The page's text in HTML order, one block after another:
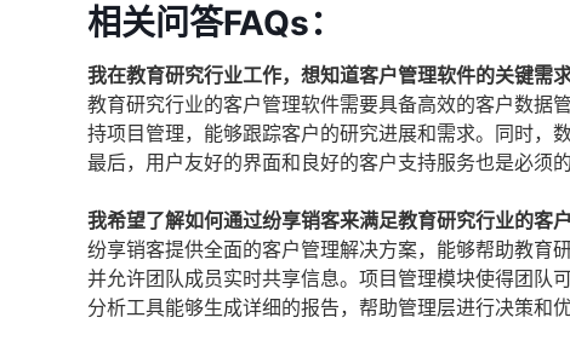
相关问答FAQs：
我在教育研究行业工作，想知道客户管理软件的关键需求
教育研究行业的客户管理软件需要具备高效的客户数据
持项目管理，能够跟踪客户的研究进展和需求。同时，
最后，用户友好的界面和良好的客户支持服务也是必须
我希望了解如何通过纷享销客来满足教育研究行业的客户
纷享销客提供全面的客户管理解决方案，能够帮助教育
并允许团队成员实时共享信息。项目管理模块使得团队
分析工具能够生成详细的报告，帮助管理层进行决策和优